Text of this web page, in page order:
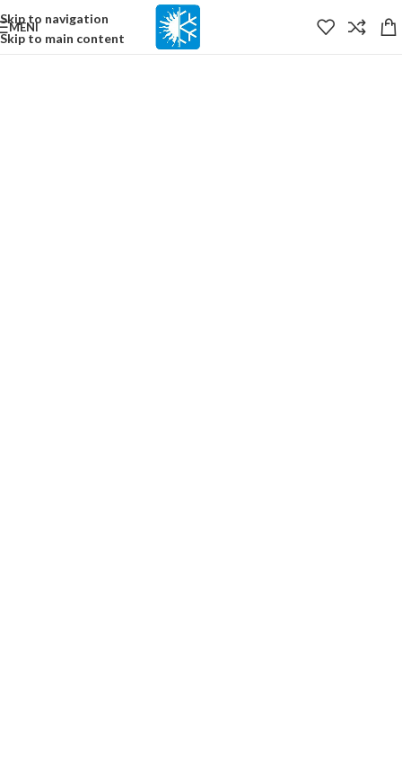
Skip to navigation
Skip to main content
MENI